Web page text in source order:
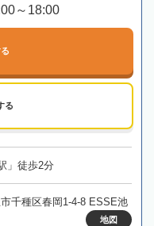
～18:00
る
」徒歩2分
千種区春岡1-4-8 ESSE池
地図